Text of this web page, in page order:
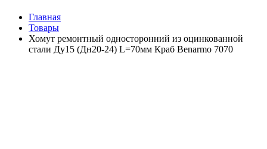
Главная
Товары
Хомут ремонтный односторонний из оцинкованной
стали Ду15 (Дн20-24) L=70мм Краб Benarmo 7070